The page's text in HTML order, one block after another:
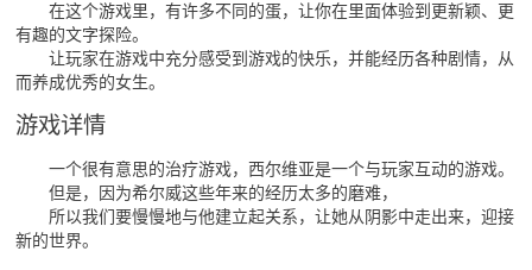
在这个游戏里，有许多不同的蛋，让你在里面体验到更新颖、更
有趣的文字探险。
让玩家在游戏中充分感受到游戏的快乐，并能经历各种剧情，从
而养成优秀的女生。
游戏详情
一个很有意思的治疗游戏，西尔维亚是一个与玩家互动的游戏。
但是，因为希尔威这些年来的经历太多的磨难，
所以我们要慢慢地与他建立起关系，让她从阴影中走出来，迎接
新的世界。